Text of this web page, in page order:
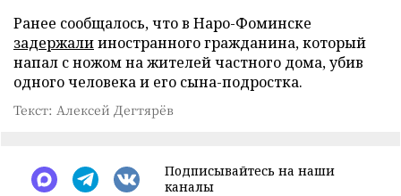
Ранее сообщалось, что в Наро-Фоминске
задержалииностранного гражданина, который
напал с ножом на жителей частного дома, убив
одного человека и его сына-подростка.
Текст: Алексей Дегтярёв
Подписывайтесь на наши
каналы